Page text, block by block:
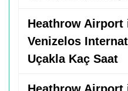
Heathrow
Venizelos
Uçakla Kaç Saat